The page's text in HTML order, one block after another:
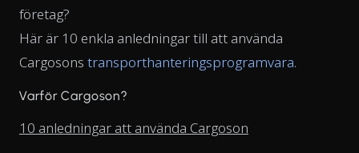
företag?
Här är 10 enkla anledningar till att använda
Cargosons transporthanteringsprogramvara.
Varför Cargoson?
10 anledningar att använda Cargoson